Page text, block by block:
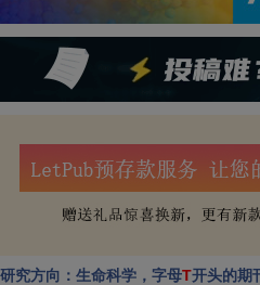
研究方向：生命科学，字母T开头的期